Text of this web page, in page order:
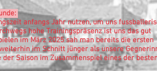
anfangs Jahr nutzen, um uns
hohe Trainingspräsenz ist uns das gut
im März 2025 sah man bereits die ersten
im Schnitt jünger als unsere
Saison im Zusammenspiel eines der